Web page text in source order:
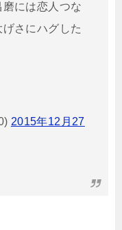
には恋人つな
さにハグした
2015年12月27